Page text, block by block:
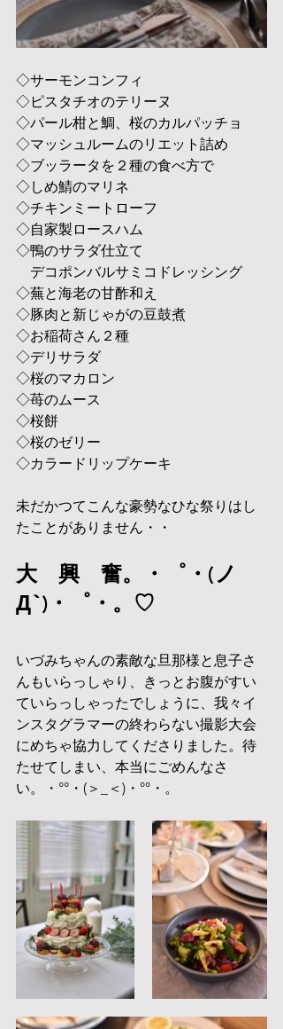
◇サーモンコンフィ
◇ピスタチオのテリーヌ
◇パール柑と鯛、桜のカルパッチョ
◇マッシュルームのリエット詰め
◇ブッラータを２種の食べ方で
◇しめ鯖のマリネ
◇チキンミートローフ
◇自家製ロースハム
◇鴨のサラダ仕立て
デコポンバルサミコドレッシング
◇蕪と海老の甘酢和え
◇豚肉と新じゃがの豆鼓煮
◇お稲荷さん２種
◇デリサラダ
◇桜のマカロン
◇苺のムース
◇桜餅
◇桜のゼリー
◇カラードリップケーキ
未だかつてこんな豪勢なひな祭りはし
たことがありません・・
大　興　奮。・゜・(ノ
Д`)・゜・。♡
いづみちゃんの素敵な旦那様と息子さ
んもいらっしゃり、きっとお腹がすい
ていらっしゃったでしょうに、我々イ
ンスタグラマーの終わらない撮影大会
にめちゃ協力してくださりました。待
たせてしまい、本当にごめんなさ
い。・°°・(＞_＜)・°°・。